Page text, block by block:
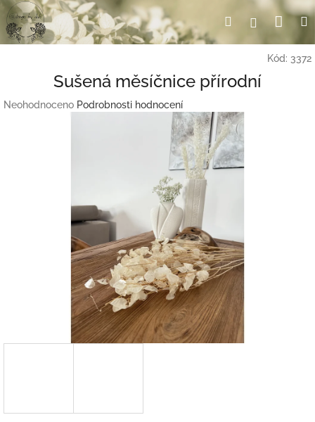
Přejít
na
obsah
HledatPřihlášení
Kód: 3372
Sušená měsíčnice přírodní
Průměrné
Neohodnoceno Podrobnosti hodnocení